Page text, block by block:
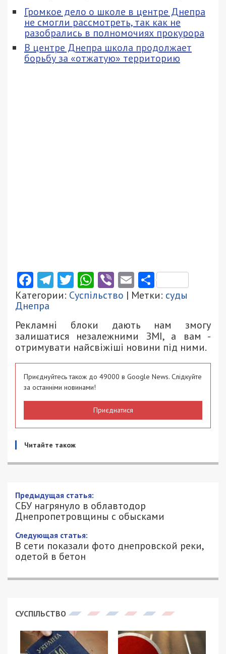
Громкое дело о школе в центре Днепра
не смогли рассмотреть, так как не
разобрались в полномочиях прокурора
В центре Днепра школа продолжает
борьбу за «отжатую» территорию
Facebook
Telegram
Twitter
WhatsApp
ViberEmail
Категории: Суспільство | Метки: суды
Днепра
Рекламні блоки дають нам змогу
залишатися незалежними ЗМІ, а вам -
отримувати найсвіжіші новини під ними.
Приєднуйтесь також до 49000 в Google News. Слідкуйте
за останніми новинами!
Приєднатися
Читайте також
Предыдущая статья:
СБУ нагрянуло в облавтодор
Днепропетровщины с обысками
Следующая статья:
В сети показали фото днепровской реки,
одетой в бетон
СУСПІЛЬСТВО